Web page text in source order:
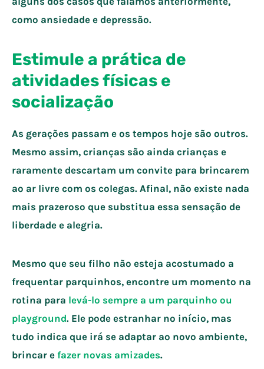
como ansiedade e depressão.
Estimule a prática de
atividades físicas e
socialização
As gerações passam e os tempos hoje são outros.
Mesmo assim, crianças são ainda crianças e
raramente descartam um convite para brincarem
ao ar livre com os colegas. Afinal, não existe nada
mais prazeroso que substitua essa sensação de
liberdade e alegria.
Mesmo que seu filho não esteja acostumado a
frequentar parquinhos, encontre um momento na
rotina para levá-lo sempre a um parquinho ou
playground. Ele pode estranhar no início, mas
tudo indica que irá se adaptar ao novo ambiente,
brincar e fazer novas amizades.